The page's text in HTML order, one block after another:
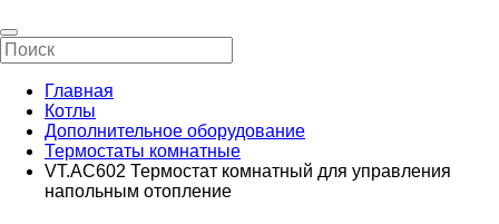
Главная
Котлы
Дополнительное оборудование
Термостаты комнатные
VT.AC602 Термостат комнатный для управления
напольным отопление